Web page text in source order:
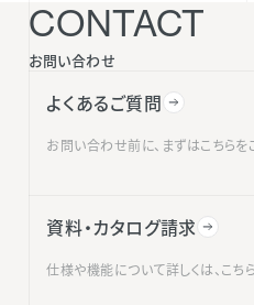
CONTACT
お問い合わせ
よくあるご質問
お問い合わせ前に、まずはこちらを
資料・カタログ請求
仕様や機能について詳しくは、こち